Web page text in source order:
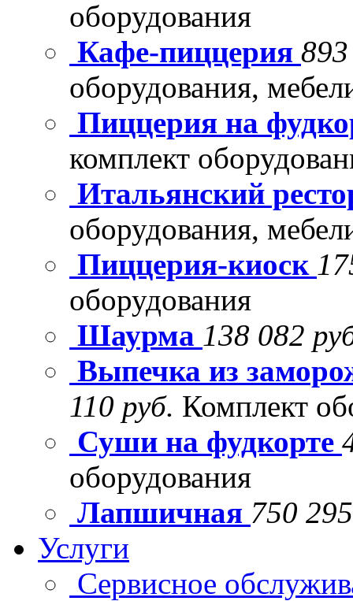
оборудования
Кафе-пиццерия
оборудования,
Пиццерия на
комплект
Итальянский
оборудования,
Пиццерия-киоск
оборудования
Шаурма 138 082
Выпечка из
110 руб. Комплект
Суши на фудкорте
оборудования
Лапшичная 750
Услуги
Сервисное